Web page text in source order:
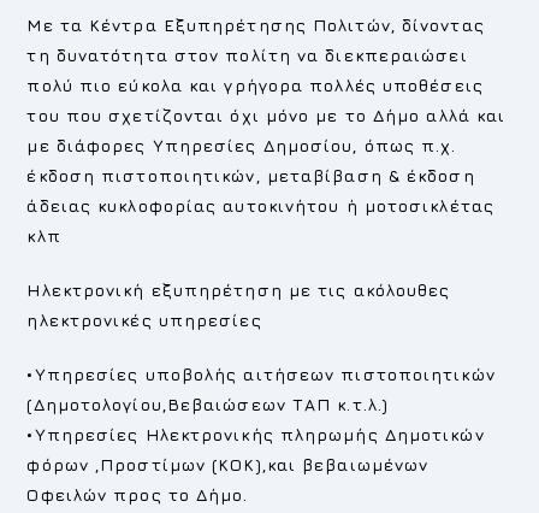
Με τα Κέντρα Εξυπηρέτησης Πολιτών, δίνοντας
τη δυνατότητα στον πολίτη να διεκπεραιώσει
πολύ πιο εύκολα και γρήγορα πολλές υποθέσεις
του που σχετίζονται όχι μόνο με το Δήμο αλλά και
με διάφορες Υπηρεσίες Δημοσίου, όπως π.χ.
έκδοση πιστοποιητικών, μεταβίβαση & έκδοση
άδειας κυκλοφορίας αυτοκινήτου ή μοτοσικλέτας
κλπ
Ηλεκτρονική εξυπηρέτηση με τις ακόλουθες
ηλεκτρονικές υπηρεσίες
•Υπηρεσίες υποβολής αιτήσεων πιστοποιητικών
(Δημοτολογίου,Βεβαιώσεων ΤΑΠ κ.τ.λ.)
•Υπηρεσίες Ηλεκτρονικής πληρωμής Δημοτικών
φόρων ,Προστίμων (ΚΟΚ),και βεβαιωμένων
Οφειλών προς το Δήμο.